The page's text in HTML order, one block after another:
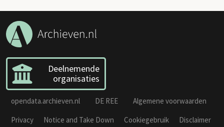
Deelnemende
organisaties
opendata.archieven.nl DE REE
Algemene voorwaarden
Privacy
Notice and Take Down Cookiegebruik
Disclaimer